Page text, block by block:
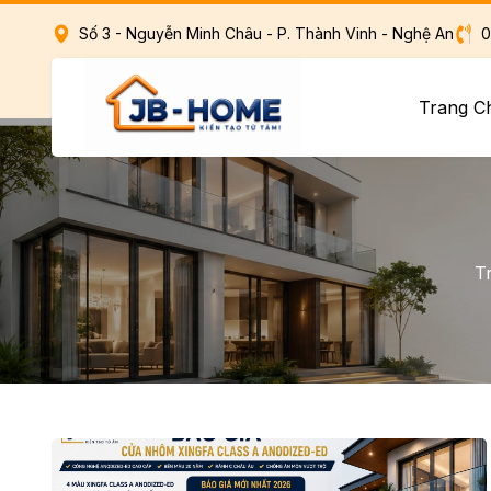
Số 3 - Nguyễn Minh Châu - P. Thành Vinh - Nghệ An
Trang